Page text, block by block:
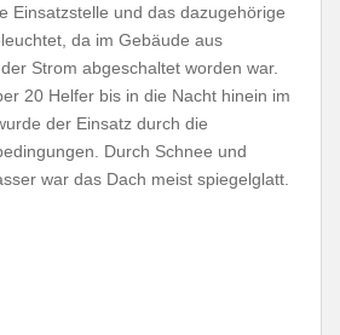
Einsatzstelle und das dazugehörige
da im Gebäude aus
Strom abgeschaltet worden war.
20 Helfer bis in die Nacht hinein im
der Einsatz durch die
Durch Schnee und
war das Dach meist spiegelglatt.